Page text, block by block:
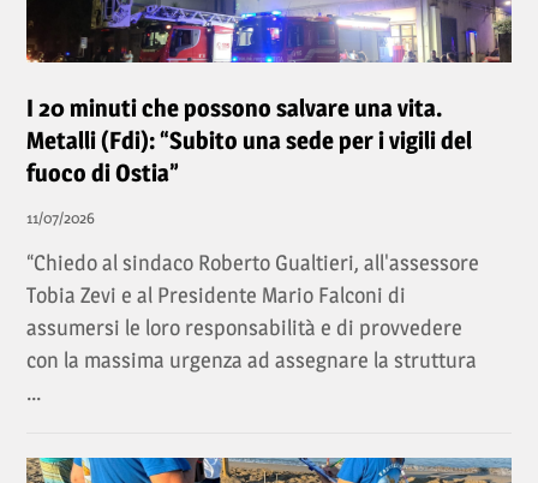
I 20 minuti che possono salvare una vita.
Metalli (Fdi): “Subito una sede per i vigili del
fuoco di Ostia”
11/07/2026
“Chiedo al sindaco Roberto Gualtieri, all'assessore
Tobia Zevi e al Presidente Mario Falconi di
assumersi le loro responsabilità e di provvedere
con la massima urgenza ad assegnare la struttura
...